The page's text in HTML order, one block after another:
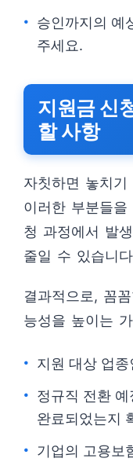
승인까지의 예
주세요.
지원금 신
할 사항
자칫하면 놓치
이러한 부분들
청 과정에서 발
줄일 수 있습니
결과적으로, 꼼
능성을 높이는
지원 대상 업
정규직 전환
완료되었는지
기업의 고용보